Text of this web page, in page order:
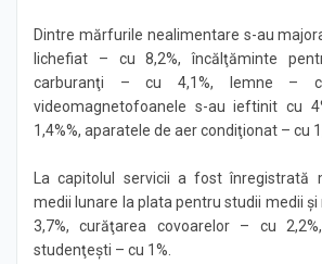
Dintre mărfurile nealimentare s-au
lichefiat – cu 8,2%, încălţăminte
carburanţi – cu 4,1%, lemne –
videomagnetofoanele s-au ieftinit cu
1,4%%, aparatele de aer condiţionat – cu
La capitolul servicii a fost înregistrată
medii lunare la plata pentru studii medii şi
3,7%, curăţarea covoarelor – cu
studenţeşti – cu 1%.